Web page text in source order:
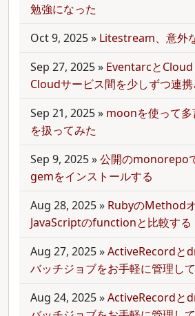
勉強になった
Oct 9, 2025» Litestream、意外
Sep 27, 2025» Eventarcと
Cloudサービス間を少しずつ連携
Sep 21, 2025» moonを使って
を扱ってみた
Sep 9, 2025»公開のmonorepo
gemをインストールする
Aug 28, 2025» RubyのMethod
JavaScriptのfunctionと比較する
Aug 27, 2025»ActiveRecordと
バッチジョブをお手軽に管理し
Aug 24, 2025»ActiveRecordと